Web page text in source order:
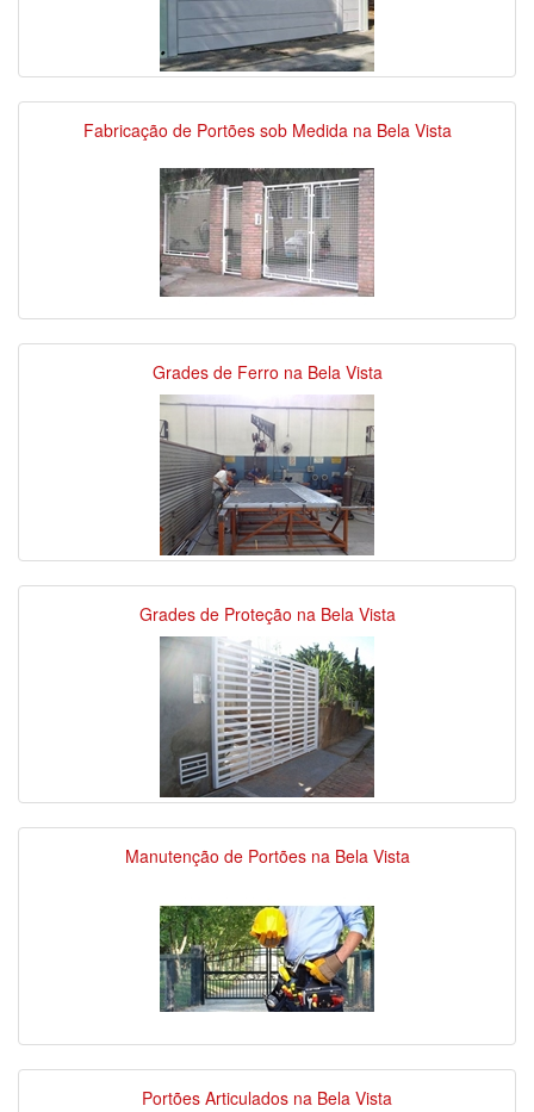
Fabricação de Portões sob Medida na Bela Vista
Grades de Ferro na Bela Vista
Grades de Proteção na Bela Vista
Manutenção de Portões na Bela Vista
Portões Articulados na Bela Vista